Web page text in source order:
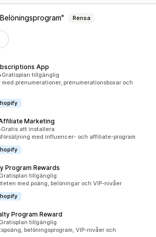
Belöningsprogram Rensa
App
totalt
•Gratisplan tillgänglig
prenumerationer, prenumerationsboxar och
Marketing
totalt
Gratis att installera
med influencer- och affiliate-program
Program Rewards
totalt
Gratisplan tillgänglig
med poäng, belöningar och VIP-nivåer
Program Reward
totalt
Gratisplan tillgänglig
belöningsprogram, VIP-nivåer och